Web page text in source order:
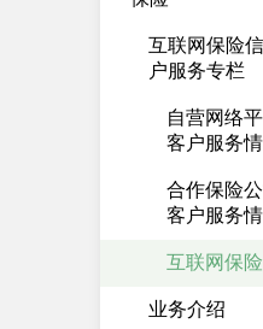
互联网保险
户服务专栏
自营网络
客户服务
合作保险
客户服务
互联网保
业务介绍